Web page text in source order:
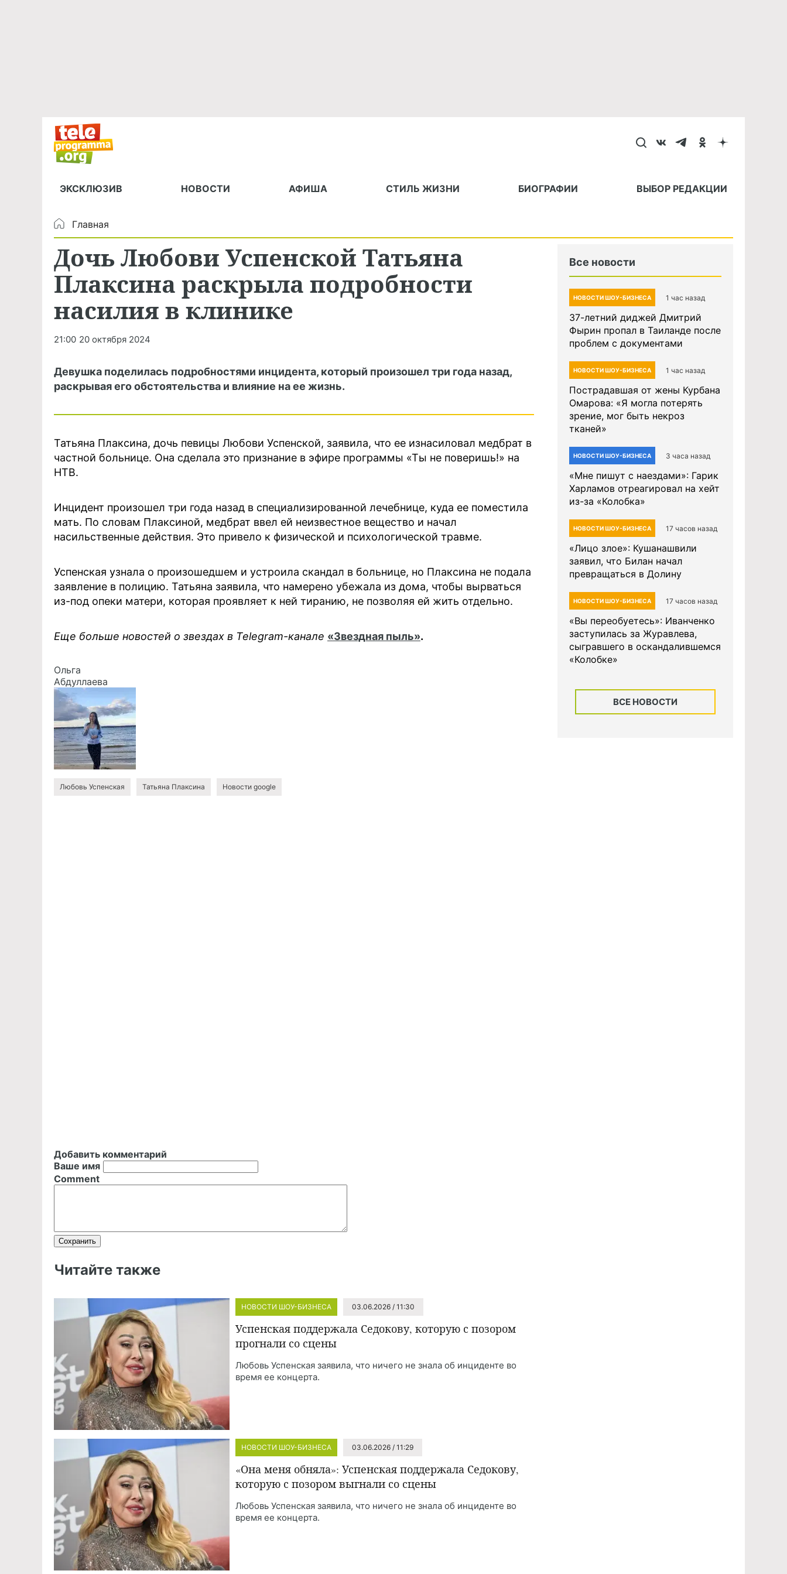
ЭКСКЛЮЗИВ НОВОСТИ АФИША СТИЛЬ ЖИЗНИ БИОГРАФИИ ВЫБОР РЕДАКЦИИ
Главная
Дочь Любови Успенской Татьяна
Плаксина раскрыла подробности
насилия в клинике
21:00 20 октября 2024
Девушка поделилась подробностями инцидента, который произошел три года назад,
раскрывая его обстоятельства и влияние на ее жизнь.
Татьяна Плаксина, дочь певицы Любови Успенской, заявила, что ее изнасиловал медбрат в
частной больнице. Она сделала это признание в эфире программы «Ты не поверишь!» на
НТВ.
Инцидент произошел три года назад в специализированной лечебнице, куда ее поместила
мать. По словам Плаксиной, медбрат ввел ей неизвестное вещество и начал
насильственные действия. Это привело к физической и психологической травме.
Успенская узнала о произошедшем и устроила скандал в больнице, но Плаксина не подала
заявление в полицию. Татьяна заявила, что намерено убежала из дома, чтобы вырваться
из-под опеки матери, которая проявляет к ней тиранию, не позволяя ей жить отдельно.
Еще больше новостей о звездах в Telegram-канале «Звездная пыль».
Ольга
Абдуллаева
Любовь Успенская Татьяна Плаксина Новости google
Добавить комментарий
Ваше имя
Comment
Читайте также
НОВОСТИ ШОУ-БИЗНЕСА 03.06.2026 / 11:30
Успенская поддержала Седокову, которую с позором
прогнали со сцены
Любовь Успенская заявила, что ничего не знала об инциденте во
время ее концерта.
НОВОСТИ ШОУ-БИЗНЕСА 03.06.2026 / 11:29
«Она меня обняла»: Успенская поддержала Седокову,
которую с позором выгнали со сцены
Любовь Успенская заявила, что ничего не знала об инциденте во
время ее концерта.
Все новости
НОВОСТИ ШОУ-БИЗНЕСА 1 час назад
37-летний диджей Дмитрий
Фырин пропал в Таиланде после
проблем с документами
НОВОСТИ ШОУ-БИЗНЕСА 1 час назад
Пострадавшая от жены Курбана
Омарова: «Я могла потерять
зрение, мог быть некроз
тканей»
НОВОСТИ ШОУ-БИЗНЕСА 3 часа назад
«Мне пишут с наездами»: Гарик
Харламов отреагировал на хейт
из-за «Колобка»
НОВОСТИ ШОУ-БИЗНЕСА 17 часов назад
«Лицо злое»: Кушанашвили
заявил, что Билан начал
превращаться в Долину
НОВОСТИ ШОУ-БИЗНЕСА 17 часов назад
«Вы переобуетесь»: Иванченко
заступилась за Журавлева,
сыгравшего в оскандалившемся
«Колобке»
ВСЕ НОВОСТИ